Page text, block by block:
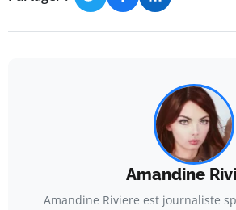
Amandine
Amandine Riviere est journaliste